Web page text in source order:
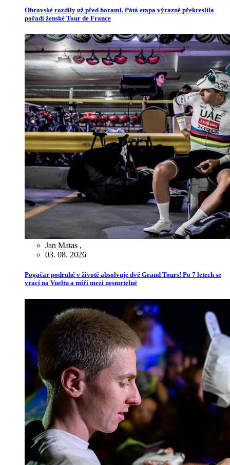
Obrovské rozdíly už před horami. Pátá etapa výrazně překreslila
pořadí ženské Tour de France
Jan Matas ,
03. 08. 2026
Pogačar podruhé v životě absolvuje dvě Grand Tours! Po 7 letech se
vrací na Vueltu a míří mezi nesmrtelné